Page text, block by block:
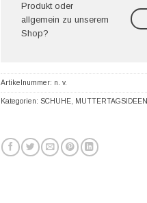
Produkt oder
allgemein zu unserem
Shop?
Artikelnummer: n. v.
Kategorien: SCHUHE MUTTERTAGSIDEEN